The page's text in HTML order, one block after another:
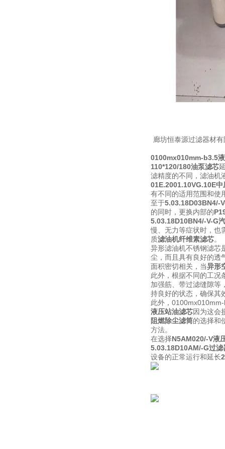
廊坊恒泰源过滤器材
0100mx010mm-b3.5
110*120/180油泵滤芯
滤精度的不同，滤油机
01E.2001.10VG.10E中
有不同的适用范围和使
至于5.03.18D03BN4/-
的同时，更换内部的
5.03.18D10BN4/-V-G
慢、无力等症状时，也
质滤油机纤维素滤芯。
异形滤油机不锈钢滤芯
尘，而且具有良好的透
面积密切相关，当异形
此外，根据不同的工况
加强筋、带过滤缝隙等
持良好的状态，确保其
此外，
液压站油滤芯因为这会
阻燃除尘滤筒的选择和
方法。
在选择N5AM020/-V液
5.03.18D10AM/-G过滤
设备的正常运行和延长